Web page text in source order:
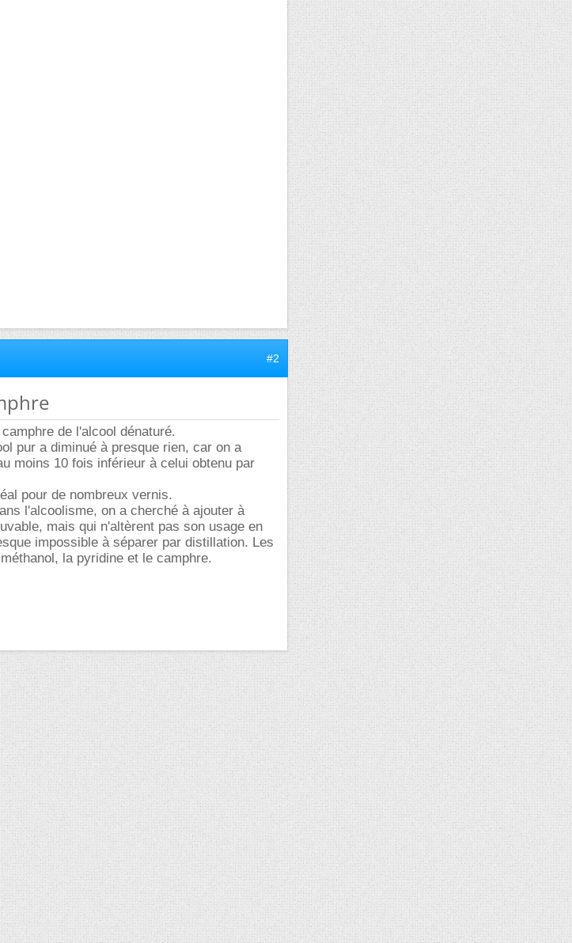
#2
de l'alcool dénaturé.
pur a diminué à presque rien, car on a
moins 10 fois inférieur à celui obtenu par
pour de nombreux vernis.
l'alcoolisme, on a cherché à ajouter à
mais qui n'altèrent pas son usage en
impossible à séparer par distillation. Les
la pyridine et le camphre.